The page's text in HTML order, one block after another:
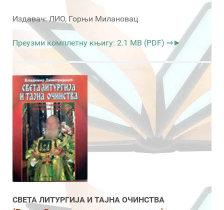
Издавач: ЛИО, Горњи Милановац
Преузми комплетну књигу: 2.1 MB (PDF) ⇒►
СВЕТА ЛИТУРГИЈА И ТАЈНА ОЧИНСТВА